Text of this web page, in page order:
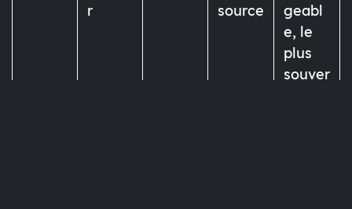
r
source
geabl
e, le
plus
souver